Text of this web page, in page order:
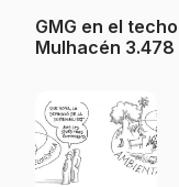
GMG en el
Mulhacén 3.478